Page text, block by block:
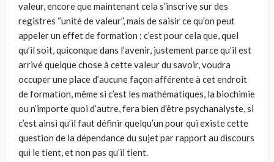
valeur, encore que maintenant cela s’inscrive sur des
registres “unité de valeur”, mais de saisir ce qu’on peut
appeler un effet de formation ; c’est pour cela que, quel
qu’il soit, quiconque dans l’avenir, justement parce qu’il est
arrivé quelque chose à cette valeur du savoir, voudra
occuper une place d’aucune façon afférente à cet endroit
de formation, même si c’est les mathématiques, la biochimie
ou n’importe quoi d’autre, fera bien d’être psychanalyste, si
c’est ainsi qu’il faut définir quelqu’un pour qui existe cette
question de la dépendance du sujet par rapport au discours
qui le tient, et non pas qu’il tient.